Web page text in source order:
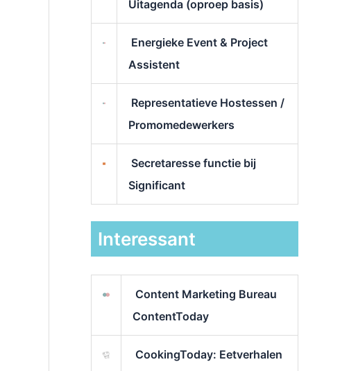
Uitagenda (oproep basis)
Energieke Event & Project
Assistent
Representatieve Hostessen /
Promomedewerkers
Secretaresse functie bij
Significant
Interessant
Content Marketing Bureau
ContentToday
CookingToday: Eetverhalen